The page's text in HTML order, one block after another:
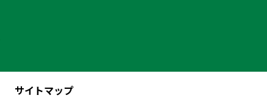
サイトマップ